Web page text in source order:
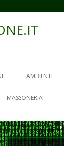
AMBIENTE
MASSONERIA